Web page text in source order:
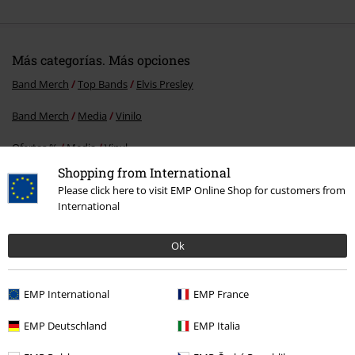
Shopping from International
Please click here to visit EMP Online Shop for customers from
International
Ok
EMP International EMP France
EMP Deutschland EMP Italia
Más categorías. Más opciones
Band Merch Top Bands Elvis Presley
Band Merch Media Vinilo
Ofertas % Media Vinyl
Band Merch Género
descuento
E-mail Newsletter
suscríbete ahora!Más